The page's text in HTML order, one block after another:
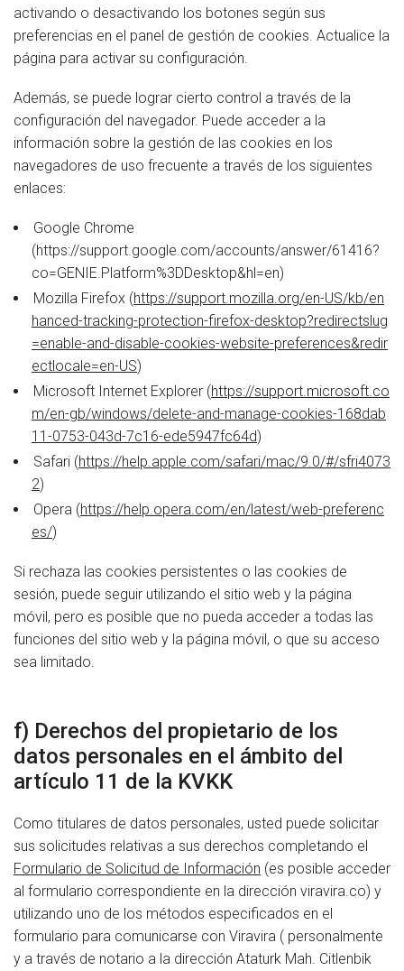
activando o desactivando los botones según sus
preferencias en el panel de gestión de cookies. Actualice la
página para activar su configuración.
Además, se puede lograr cierto control a través de la
configuración del navegador. Puede acceder a la
información sobre la gestión de las cookies en los
navegadores de uso frecuente a través de los siguientes
enlaces:
Google Chrome
(https://support.google.com/accounts/answer/61416?
co=GENIE.Platform%3DDesktop&hl=en)
Mozilla Firefox (https://support.mozilla.org/en-US/kb/en
hanced-tracking-protection-firefox-desktop?redirectslug
=enable-and-disable-cookies-website-preferences&redir
ectlocale=en-US)
Microsoft Internet Explorer (https://support.microsoft.co
m/en-gb/windows/delete-and-manage-cookies-168dab
11-0753-043d-7c16-ede5947fc64d)
Safari (https://help.apple.com/safari/mac/9.0/#/sfri4073
2)
Opera (https://help.opera.com/en/latest/web-preferenc
es/)
Si rechaza las cookies persistentes o las cookies de
sesión, puede seguir utilizando el sitio web y la página
móvil, pero es posible que no pueda acceder a todas las
funciones del sitio web y la página móvil, o que su acceso
sea limitado.
f) Derechos del propietario de los
datos personales en el ámbito del
artículo 11 de la KVKK
Como titulares de datos personales, usted puede solicitar
sus solicitudes relativas a sus derechos completando el
Formulario de Solicitud de Información (es posible acceder
al formulario correspondiente en la dirección viravira.co) y
utilizando uno de los métodos especificados en el
formulario para comunicarse con Viravira ( personalmente
y a través de notario a la dirección Ataturk Mah. Citlenbik